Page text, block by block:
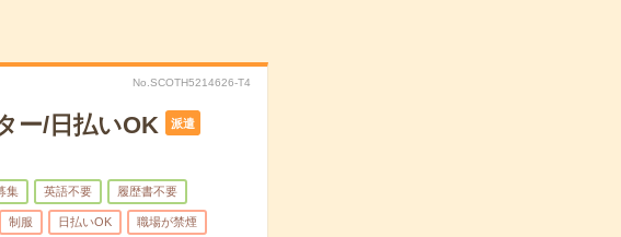
No.SCOTH5214626-T4
ー/日払いOK 派遣
集 英語不要 履歴書不要
制服 日払いOK 職場が禁煙